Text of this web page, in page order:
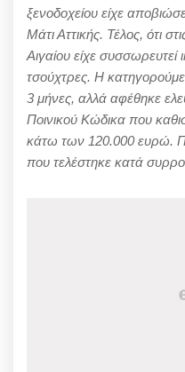
ξενοδοχείου είχε
Μάτι Αττικής. Τέλος, ότι
Αιγαίου είχε συσσωρευτεί
τσούχτρες. Η
3 μήνες, αλλά αφέθηκε
Ποινικού Κώδικα που
κάτω των 120.000 ευρώ.
που τελέστηκε κατά